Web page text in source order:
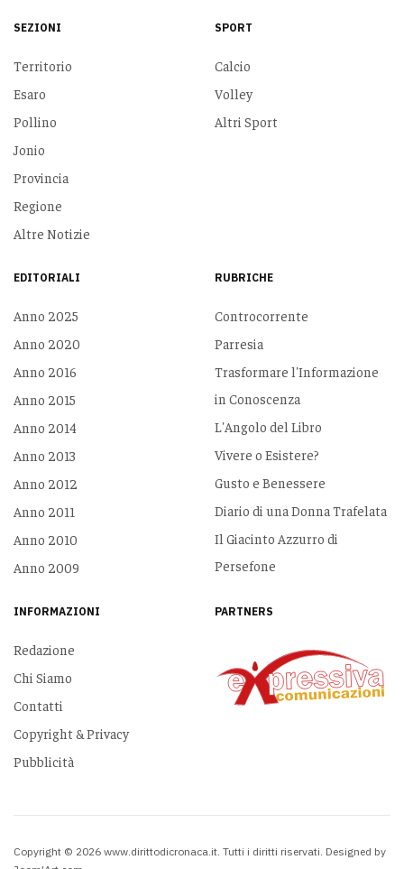
SEZIONI
Territorio
Esaro
Pollino
Jonio
Provincia
Regione
Altre Notizie
SPORT
Calcio
Volley
Altri Sport
EDITORIALI
Anno 2025
Anno 2020
Anno 2016
Anno 2015
Anno 2014
Anno 2013
Anno 2012
Anno 2011
Anno 2010
Anno 2009
RUBRICHE
Controcorrente
Parresia
Trasformare l'Informazione
in Conoscenza
L'Angolo del Libro
Vivere o Esistere?
Gusto e Benessere
Diario di una Donna Trafelata
Il Giacinto Azzurro di
Persefone
INFORMAZIONI
Redazione
Chi Siamo
Contatti
Copyright & Privacy
Pubblicità
PARTNERS
Copyright © 2026 www.dirittodicronaca.it. Tutti i diritti riservati. Designed by